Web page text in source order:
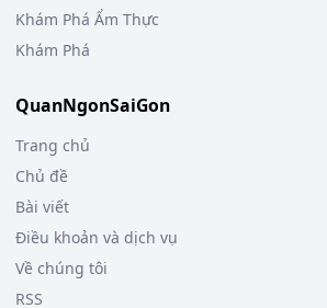
Khám Phá Ẩm Thực
Khám Phá
QuanNgonSaiGon
Trang chủ
Chủ đề
Bài viết
Điều khoản và dịch vụ
Về chúng tôi
RSS